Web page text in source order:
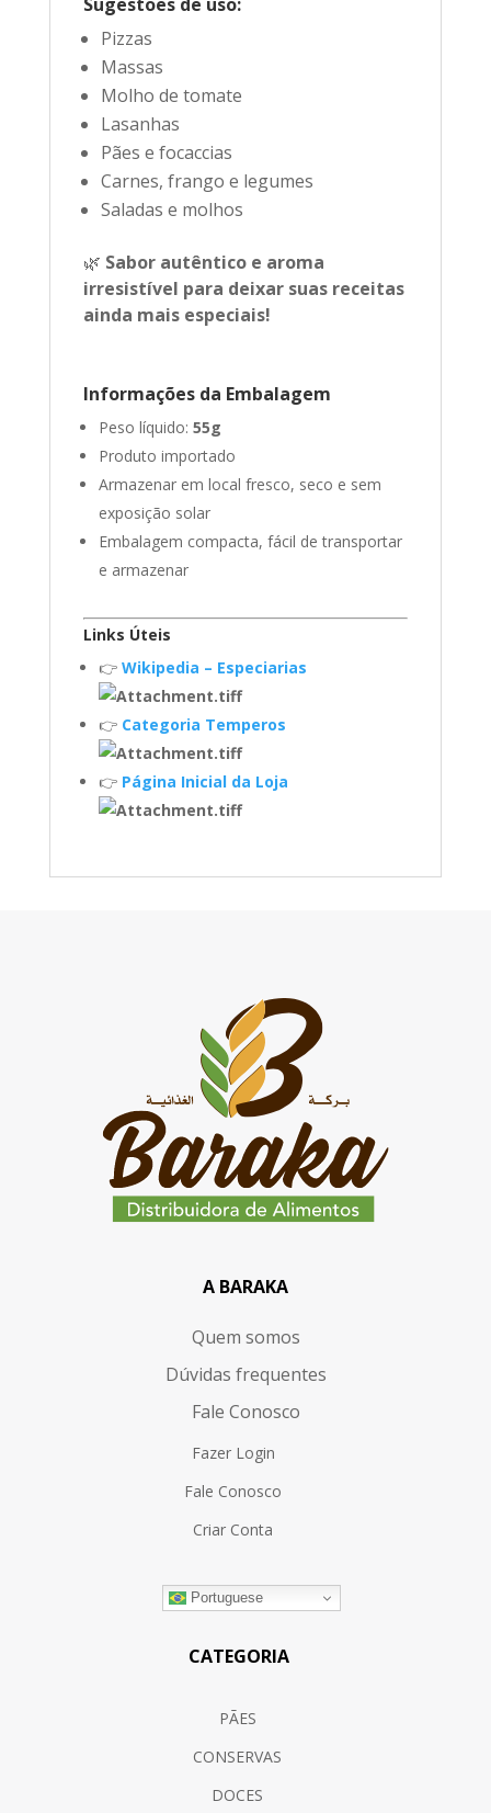
Pizzas
Massas
Molho de tomate
Lasanhas
Pães e focaccias
Carnes, frango e legumes
Saladas e molhos
🌿 Sabor autêntico e aroma
irresistível para deixar suas receitas
ainda mais especiais!
Informações da Embalagem
Peso líquido: 55g
Produto importado
Armazenar em local fresco, seco e sem
exposição solar
Embalagem compacta, fácil de transportar
e armazenar
Links Úteis
👉 Wikipedia – Especiarias
👉 Categoria Temperos
👉 Página Inicial da Loja
A BARAKA
Quem somos
Dúvidas frequentes
Fale Conosco
Fazer Login
Fale Conosco
Criar Conta
Portuguese
CATEGORIA
PÃES
CONSERVAS
DOCES